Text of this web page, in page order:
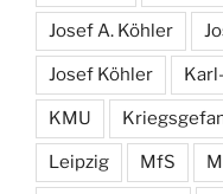
Josef A. Köhler
Josef Köhler
KMU
Leipzig MfS